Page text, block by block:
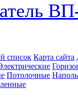
список Карта сайта
Потолочные